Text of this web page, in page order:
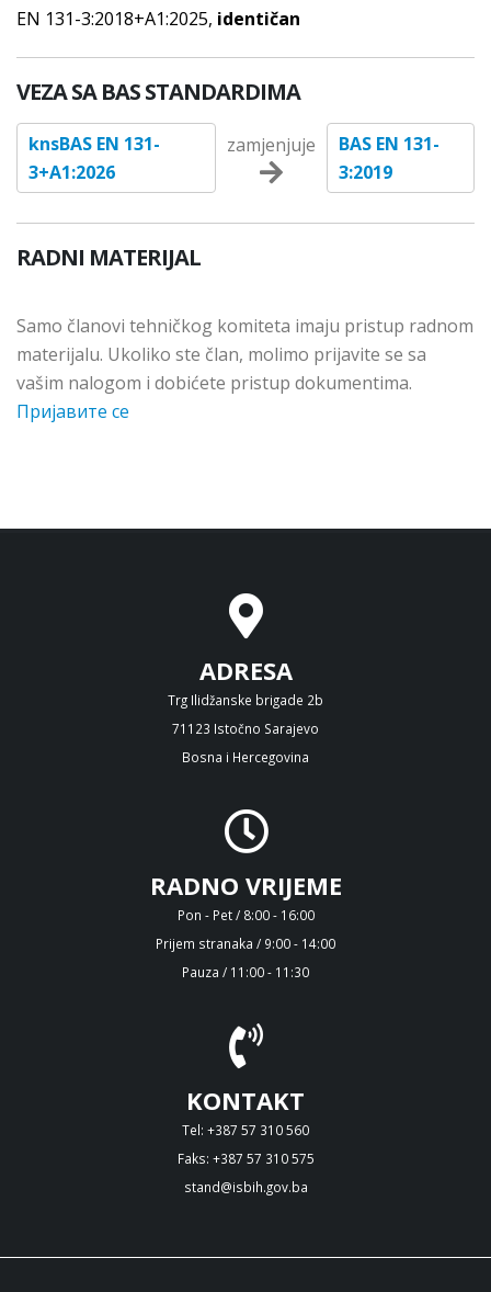
EN 131-3:2018+A1:2025, identičan
VEZA SA BAS STANDARDIMA
knsBAS EN 131-
3+A1:2026
zamjenjuje
BAS EN 131-
3:2019
RADNI MATERIJAL
Samo članovi tehničkog komiteta imaju pristup radnom
materijalu. Ukoliko ste član, molimo prijavite se sa
vašim nalogom i dobićete pristup dokumentima.
Пријавите се
ADRESA
Trg Ilidžanske brigade 2b
71123 Istočno Sarajevo
Bosna i Hercegovina
RADNO VRIJEME
Pon - Pet / 8:00 - 16:00
Prijem stranaka / 9:00 - 14:00
Pauza / 11:00 - 11:30
KONTAKT
Tel: +387 57 310 560
Faks: +387 57 310 575
stand@isbih.gov.ba